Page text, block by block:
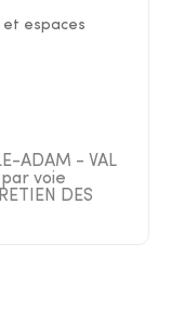
espaces
ADAM - VAL
voie
DES